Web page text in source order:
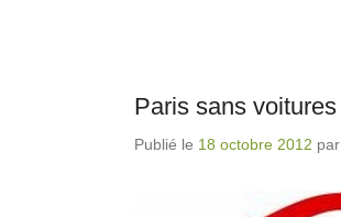
Paris sans voitures
Publié le 18 octobre 2012 par